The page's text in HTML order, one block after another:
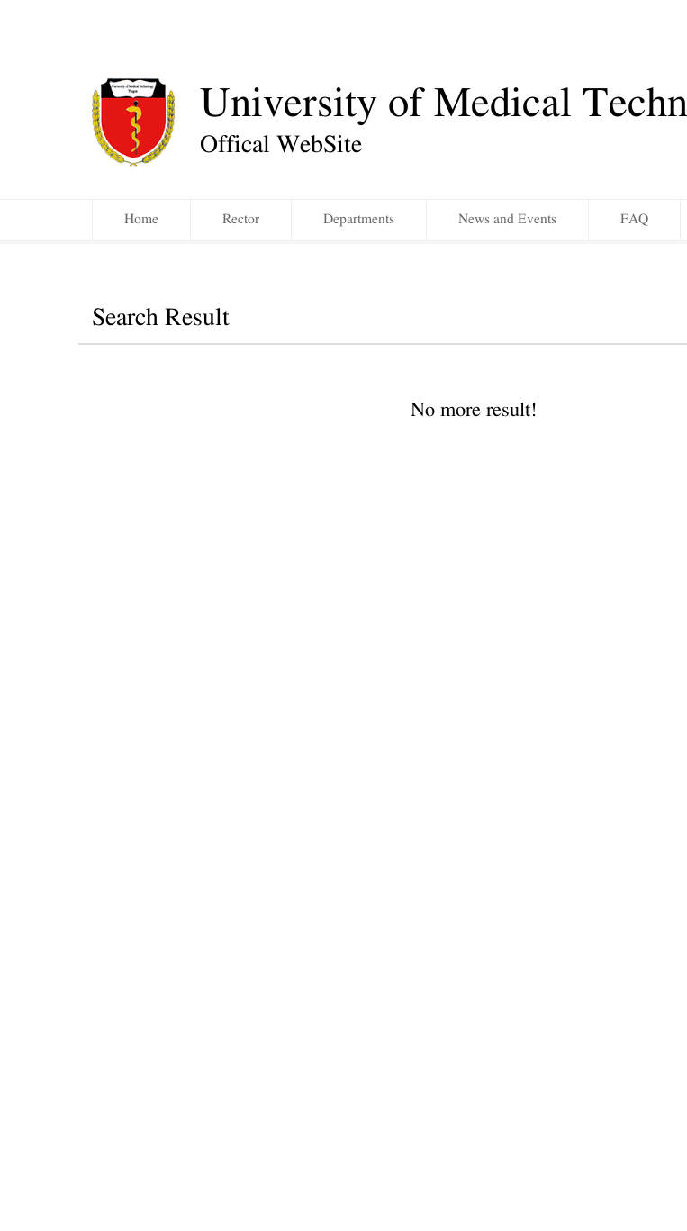
University of Medical
Offical WebSite
Home Rector Departments News and Events FAQ
Search Result
No more result!